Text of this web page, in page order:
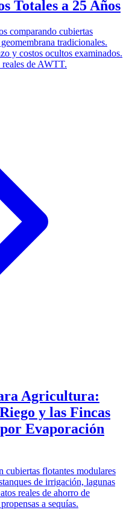
Totales a 25 Años
comparando cubiertas
tradicionales.
y costos ocultos examinados.
reales de AWTT.
Agricultura:
y las Fincas
Evaporación
cubiertas flotantes modulares
de irrigación, lagunas
reales de ahorro de
a sequías.